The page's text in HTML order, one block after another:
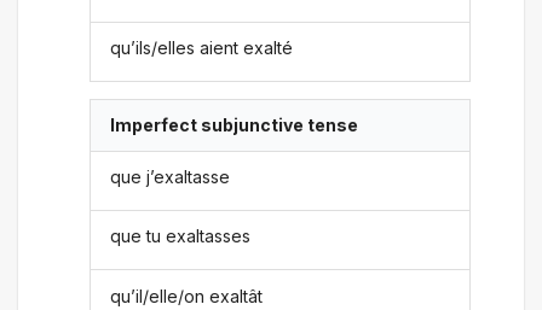
qu’ils/elles aient exalté
Imperfect subjunctive tense
que j’exaltasse
que tu exaltasses
qu’il/elle/on exaltât